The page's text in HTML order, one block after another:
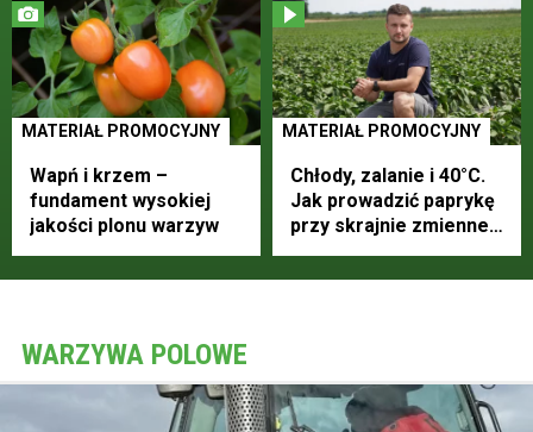
MATERIAŁ PROMOCYJNY
Wapń i krzem –
fundament wysokiej
jakości plonu warzyw
MATERIAŁ PROMOCYJNY
Chłody, zalanie i 40°C.
Jak prowadzić paprykę
przy skrajnie zmiennej
pogodzie?
WARZYWA POLOWE